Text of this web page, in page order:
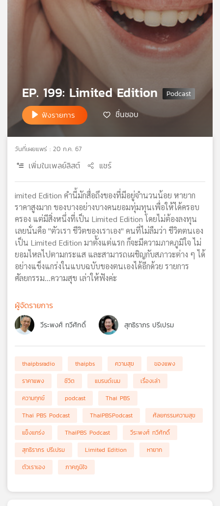
แผนที่
เครือ
EP. 199: Limited Edition
ฟังรายการ ชื่นชอบ
วันที่เผยแพร่ : 20 ก.ค. 67
เพิ่มในเพลย์ลิสต์ แชร์
imited Edition คำนี้มักสื่อถึงของที่มีอยู่จำนวนน้อย หายาก
ราคาสูงมาก ของบางอย่างบางคนยอมทุ่มทุนเพื่อให้ได้ครอบ
ครอง แต่มีสิ่งหนึ่งที่เป็น Limited Edition โดยไม่ต้องลงทุน
เลยนั่นคือ "ตัวเรา ชีวิตของเราเอง" คนที่ไม่ลืมว่า ชีวิตตนเอง
เป็น Limited Edition มาตั้งแต่แรก ก็จะมีความภาคภูมิใจ ไม่
ยอมไหลไปตามกระแส และสามารถเผชิญกับสภาวะต่าง ๆ ได้
อย่างแข็งแกร่งในแบบฉบับของตนเองได้อีกด้วย รายการ
ศัลยกรรม...ความสุข เล่าให้ฟังค่ะ
ผู้จัดรายการ
วีระพงศ์ ทวีศักดิ์ สุทธิราภร ปรีเปรม
thaipbsradio thaipbs ความสุข
ของแพง
ราคาแพง
ชีวิต แบรนด์เนม
เรื่องเล่า
ความทุกข์
podcast
Thai PBS
Thai PBS Podcast
ThaiPBSPodcast
ศัลยกรรมความสุข
แข็งแกร่ง
ThaiPBS Podcast
วีระพงศ์ ทวีศักดิ์
สุทธิราภร ปรีเปรม
Limited Edition
หายาก
ตัวเราเอง
ภาคภูมิใจ